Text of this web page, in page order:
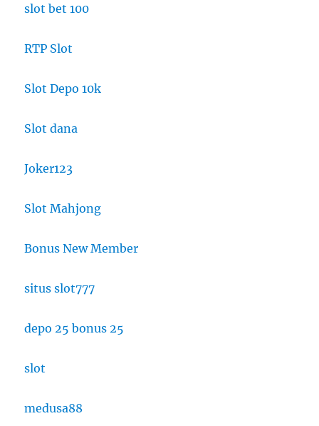
slot bet 100
RTP Slot
Slot Depo 10k
Slot dana
Joker123
Slot Mahjong
Bonus New Member
situs slot777
depo 25 bonus 25
slot
medusa88